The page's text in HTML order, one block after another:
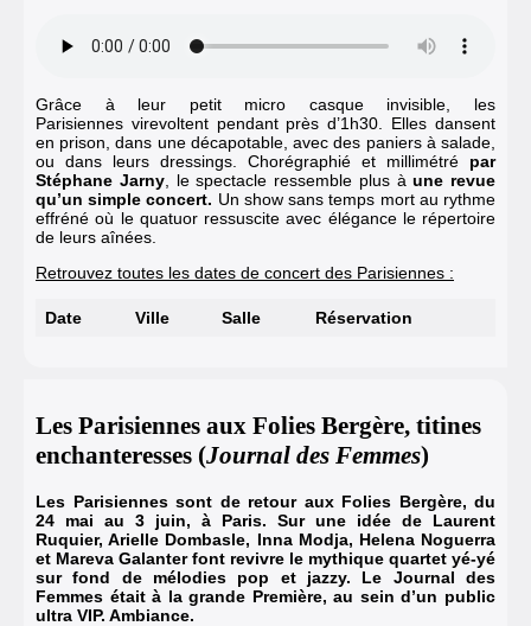
Grâce à leur petit micro casque invisible, les
Parisiennes virevoltent pendant près d’1h30. Elles dansent
en prison, dans une décapotable, avec des paniers à salade,
ou dans leurs dressings. Chorégraphié et millimétré par
Stéphane Jarny, le spectacle ressemble plus àune revue
qu’un simple concert. Un show sans temps mort au rythme
effréné où le quatuor ressuscite avec élégance le répertoire
de leurs aînées.
Retrouvez toutes les dates de concert des Parisiennes :
Date Ville Salle Réservation
Les Parisiennes aux Folies Bergère, titines
enchanteresses (Journal des Femmes)
Les Parisiennes sont de retour aux Folies Bergère, du
24 mai au 3 juin, à Paris. Sur une idée de Laurent
Ruquier, Arielle Dombasle, Inna Modja, Helena Noguerra
et Mareva Galanter font revivre le mythique quartet yé-yé
sur fond de mélodies pop et jazzy. Le Journal des
Femmes était à la grande Première, au sein d’un public
ultra VIP. Ambiance.